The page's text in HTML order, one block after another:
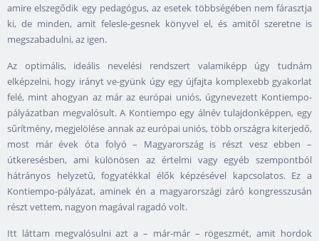
amire elszegődik egy pedagógus, az esetek többségében nem fárasztja
ki, de minden, amit felesle-gesnek könyvel el, és amitől szeretne is
megszabadulni, az igen.
Az optimális, ideális nevelési rendszert valamiképp úgy tudnám
elképzelni, hogy irányt ve-gyünk úgy egy újfajta komplexebb gyakorlat
felé, mint ahogyan az már az európai uniós, úgynevezett Kontiempo-
pályázatban megvalósult. A Kontiempo egy álnév tulajdonképpen, egy
sűrítmény, megjelölése annak az európai uniós, több országra kiterjedő,
most már évek óta folyó – Magyarország is részt vesz ebben –
útkeresésben, ami különösen az értelmi vagy egyéb szempontból
hátrányos helyzetű, fogyatékkal élők képzésével kapcsolatos. Ez a
Kontiempo-pályázat, aminek én a magyarországi záró kongresszusán
részt vettem, nagyon magával ragadó volt.
Itt láttam megvalósulni azt a – már-már – rögeszmét, amit hordok